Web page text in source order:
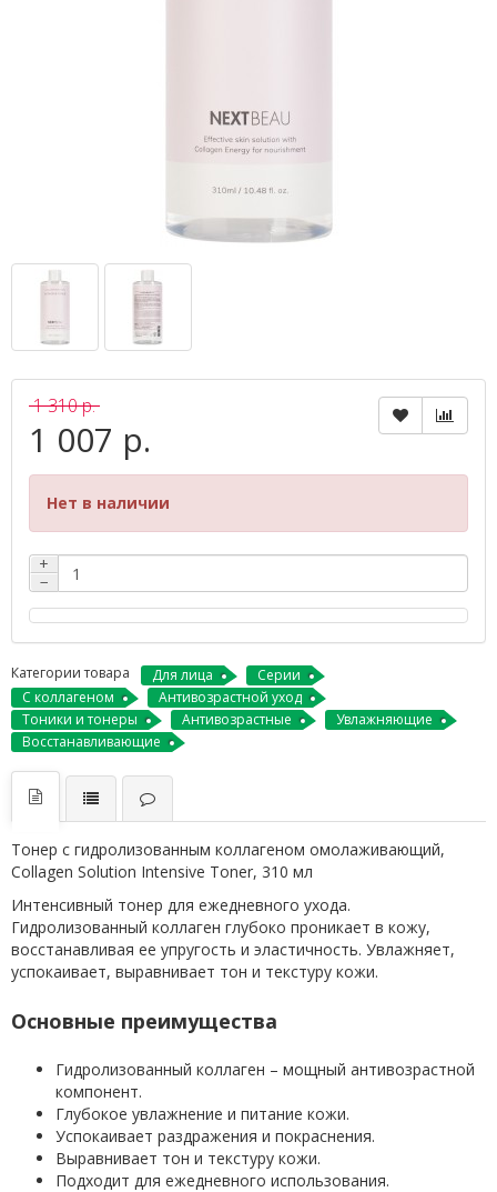
1 310 р.
1 007 р.
Нет в наличии
+
−
Категории товара Для лица
Серии
С коллагеном
Антивозрастной уход
Тоники и тонеры
Антивозрастные
Увлажняющие
Восстанавливающие
Тонер с гидролизованным коллагеном омолаживающий,
Collagen Solution Intensive Toner, 310 мл
Интенсивный тонер для ежедневного ухода.
Гидролизованный коллаген глубоко проникает в кожу,
восстанавливая ее упругость и эластичность. Увлажняет,
успокаивает, выравнивает тон и текстуру кожи.
Основные преимущества
Гидролизованный коллаген – мощный антивозрастной
компонент.
Глубокое увлажнение и питание кожи.
Успокаивает раздражения и покраснения.
Выравнивает тон и текстуру кожи.
Подходит для ежедневного использования.